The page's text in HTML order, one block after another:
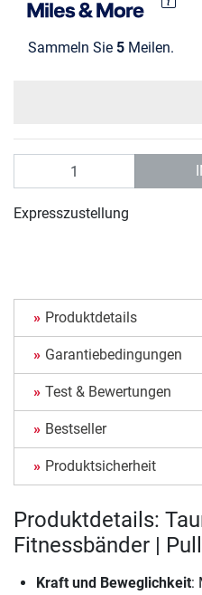
Sammeln Sie 5 Meilen.
Expresszustellung
Produktdetails
Garantiebedingungen
Test & Bewertungen
Bestseller
Produktsicherheit
Produktdetails:
Fitnessbänder |
Kraft und Beweglichkeit: